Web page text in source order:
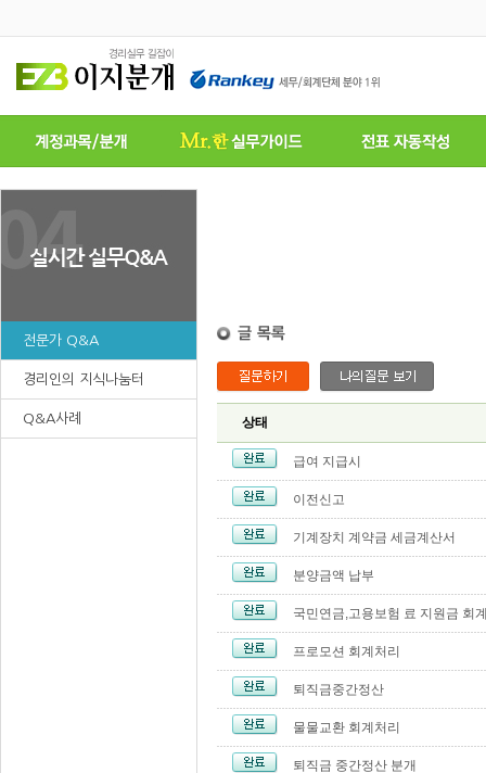
전문가 Q&A
경리인의 지식나눔터
Q&A사례 상태
급여 지급시
이전신고
기계장치 계약금 세금계산서
분양금액 납부
국민연금,고용보험 료 지원금 회
프로모션 회계처리
퇴직금중간정산
물물교환 회계처리
퇴직금 중간정산 분개